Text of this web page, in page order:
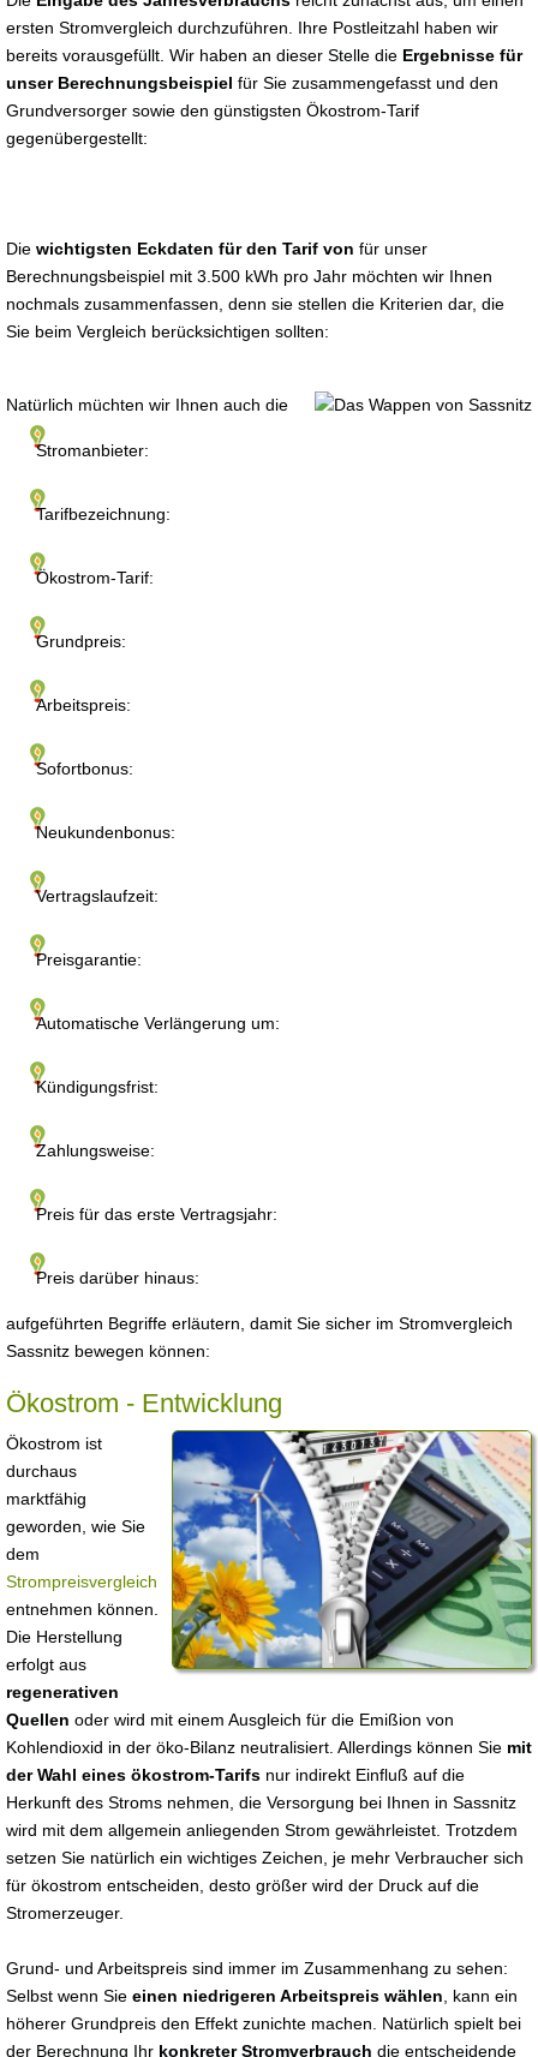
ersten Stromvergleich durchzuführen. Ihre Postleitzahl haben wir
bereits vorausgefüllt. Wir haben an dieser Stelle die Ergebnisse für
unser Berechnungsbeispiel für Sie zusammengefasst und den
Grundversorger sowie den günstigsten Ökostrom-Tarif
gegenübergestellt:
Die wichtigsten Eckdaten für den Tarif von für unser
Berechnungsbeispiel mit 3.500 kWh pro Jahr möchten wir Ihnen
nochmals zusammenfassen, denn sie stellen die Kriterien dar, die
Sie beim Vergleich berücksichtigen sollten:
Stromanbieter:
Tarifbezeichnung:
Ökostrom-Tarif:
Grundpreis:
Arbeitspreis:
Sofortbonus:
Neukundenbonus:
Vertragslaufzeit:
Preisgarantie:
Automatische Verlängerung um:
Kündigungsfrist:
Zahlungsweise:
Preis für das erste Vertragsjahr:
Preis darüber hinaus:
Natürlich müchten wir Ihnen auch die
aufgeführten Begriffe erläutern, damit Sie sicher im Stromvergleich
Sassnitz bewegen können:
Ökostrom - Entwicklung
Ökostrom ist
durchaus
marktfähig
geworden, wie Sie
dem
Strompreisvergleich
entnehmen können.
Die Herstellung
erfolgt aus
regenerativen
Quellen oder wird mit einem Ausgleich für die Emißion von
Kohlendioxid in der öko-Bilanz neutralisiert. Allerdings können Sie mit
der Wahl eines ökostrom-Tarifs nur indirekt Einfluß auf die
Herkunft des Stroms nehmen, die Versorgung bei Ihnen in Sassnitz
wird mit dem allgemein anliegenden Strom gewährleistet. Trotzdem
setzen Sie natürlich ein wichtiges Zeichen, je mehr Verbraucher sich
für ökostrom entscheiden, desto größer wird der Druck auf die
Stromerzeuger.
Grund- und Arbeitspreis sind immer im Zusammenhang zu sehen:
Selbst wenn Sie einen niedrigeren Arbeitspreis wählen , kann ein
höherer Grundpreis den Effekt zunichte machen. Natürlich spielt bei
der Berechnung Ihr konkreter Stromverbrauch die entscheidende